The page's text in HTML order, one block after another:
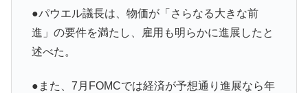
●パウエル議長は、物価が「さらなる大きな前
進」の要件を満たし、雇用も明らかに進展したと
述べた。
●また、7月FOMCでは経済が予想通り進展なら年